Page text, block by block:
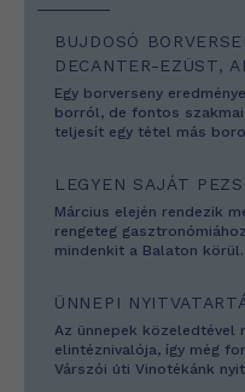
BUJDOSÓ
DECANTER-EZÜST,
Egy borverseny
borról, de fontos szakmai
teljesít egy tétel más
LEGYEN SAJÁT
Március elején rendezik
rengeteg
mindenkit a Balaton körül.
ÜNNEPI
Az ünnepek közeledtével
elintéznivalója, így még
Várszói úti Vinotékánk